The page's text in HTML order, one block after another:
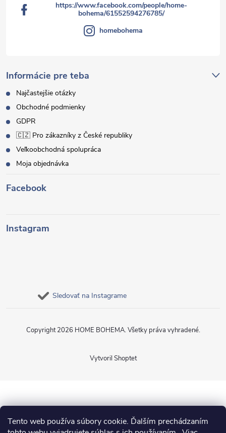
Tento web používa súbory cookie. Ďalším prechádzaním
Informácie pre teba
Najčastejšie otázky
Obchodné podmienky
GDPR
🇨🇿 Pro zákazníky z České republiky
Veľkoobchodná spolupráca
Moja objednávka
https://www.facebook.com/people/home-
bohema/61552594276785/
homebohema
Facebook
Instagram
Sledovať na Instagrame
Vytvoril Shoptet
Copyright 2026 HOME BOHEMA. Všetky práva vyhradené.